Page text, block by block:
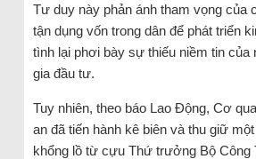
Tư duy này phản ánh tham vọng của
tận dụng vốn trong dân để phát triển
tình lại phơi bày sự thiếu niềm tin của
gia đầu tư.
Tuy nhiên, theo báo Lao Động, Cơ
an đã tiến hành kê biên và thu giữ
khổng lồ từ cựu Thứ trưởng Bộ Công